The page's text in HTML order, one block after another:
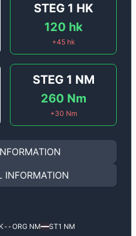
STEG 1 HK
120 hk
+45hk
STEG 1 NM
260 Nm
+30 Nm
Peugeot 2008 1.6
till120 hkoch
lägre
justerar vi ett antal
INFORMATION
för din bil
efter optimering
--ORG NM━━ST1 NM